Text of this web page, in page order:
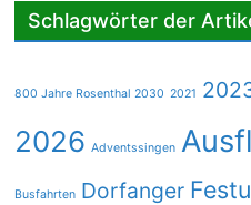
Schlagwörter der
800 Jahre Rosenthal 2030 2021
2026 Adventssingen
Busfahrten Dorfanger